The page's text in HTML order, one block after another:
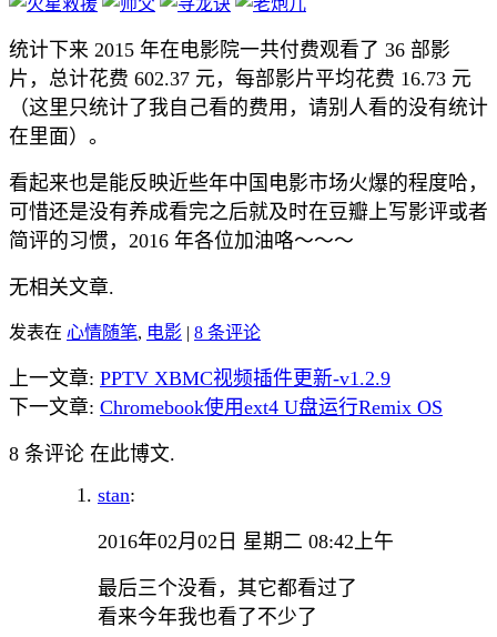
统计下来 2015 年在电影院一共付费观看了 36 部影
片，总计花费 602.37 元，每部影片平均花费 16.73 元
（这里只统计了我自己看的费用，请别人看的没有统计
在里面）。
看起来也是能反映近些年中国电影市场火爆的程度哈，
可惜还是没有养成看完之后就及时在豆瓣上写影评或者
简评的习惯，2016 年各位加油咯～～～
无相关文章.
发表在 心情随笔, 电影 | 8 条评论
上一文章: PPTV XBMC视频插件更新-v1.2.9
下一文章: Chromebook使用ext4 U盘运行Remix OS
8 条评论 在此博文.
stan:
2016年02月02日 星期二 08:42上午
最后三个没看，其它都看过了
看来今年我也看了不少了